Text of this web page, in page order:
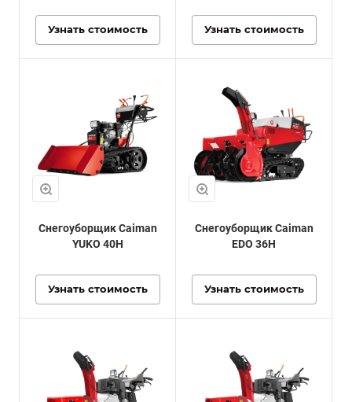
Узнать стоимость Узнать стоимость
Снегоуборщик Caiman
YUKO 40H
Узнать стоимость
Снегоуборщик Caiman
EDO 36H
Узнать стоимость